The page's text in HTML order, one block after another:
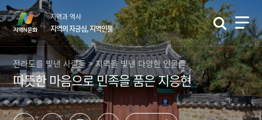
컨
텐
츠
영
역
바
로
가
하
단
영
역
바
로
가
기
지역과 역사
지역의 자긍심, 지역인물
전라도를 빛낸 사람들 > 지역을 빛낸 다양한 인물들
따뜻한 마음으로 민족을 품은 지응현